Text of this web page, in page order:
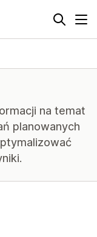
na temat
planowanych